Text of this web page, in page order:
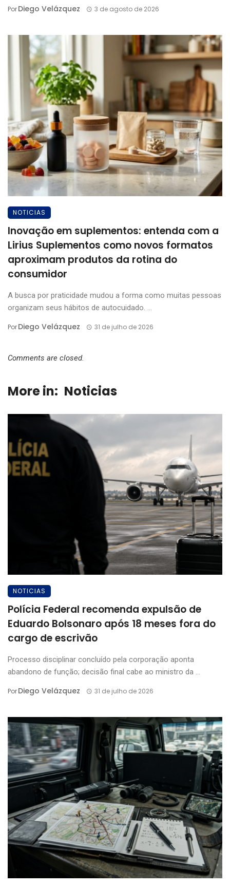
PorDiego Velázquez 3 de agosto de 2026
NOTICIAS
Inovação em suplementos: entenda com a
Lirius Suplementos como novos formatos
aproximam produtos da rotina do
consumidor
A busca por praticidade mudou a forma como muitas pessoas
organizam seus hábitos de autocuidado. ...
PorDiego Velázquez 31 de julho de 2026
Comments are closed.
More in: Noticias
NOTICIAS
Polícia Federal recomenda expulsão de
Eduardo Bolsonaro após 18 meses fora do
cargo de escrivão
Processo disciplinar concluído pela corporação aponta
abandono de função; decisão final cabe ao ministro da ...
PorDiego Velázquez 31 de julho de 2026